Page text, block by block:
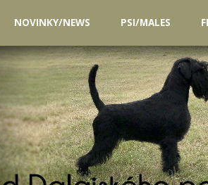
Skip
to
content
NOVINKY/NEWS PSI/MALES